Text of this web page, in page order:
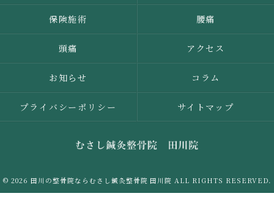
保険施術 腰痛
頭痛 アクセス
お知らせ コラム
プライバシーポリシー サイトマップ
© 2026 田川の整骨院ならむさし鍼灸整骨院 田川院 ALL RIGHTS RESERVED.